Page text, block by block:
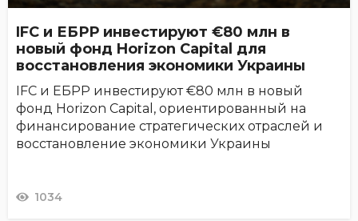
IFC и ЕБРР инвестируют €80 млн в
новый фонд Horizon Capital для
восстановления экономики Украины
IFC и ЕБРР инвестируют €80 млн в новый
фонд Horizon Capital, ориентированный на
финансирование стратегических отраслей и
восстановление экономики Украины
1034